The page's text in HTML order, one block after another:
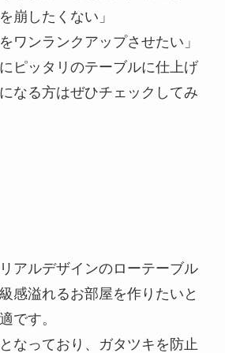
崩したくない」
ワンランクアップさせたい」
ピッタリのテーブルに仕上げ
なる方はぜひチェックしてみ
アルデザインのローテーブル
感溢れるお部屋を作りたいと
です。
なっており、ガタツキを防止